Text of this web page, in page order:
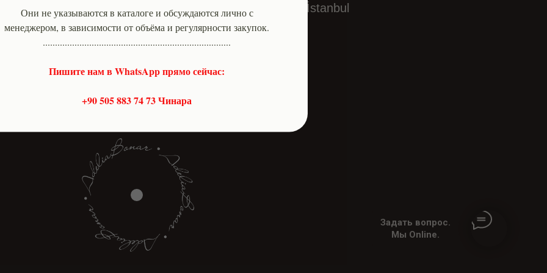
Они не указываются в каталоге и обсуждаются лично с
менеджером, в зависимости от объёма и регулярности закупок.
.............................................................................
Пишите нам в WhatsApp прямо сейчас:
+90 505 883 74 73 Чинара
Fethi bey caddesi, Kurultay sokak no 5, Laleli Fatih İstanbul
Pk 34134
Задать вопрос.
Мы Online.